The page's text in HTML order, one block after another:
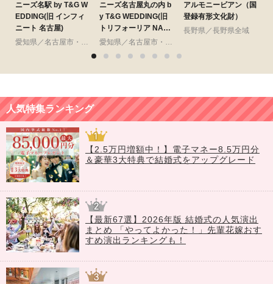
ニーズ名駅 by T&G W
EDDING(旧 インフィ
ニート 名古屋)
愛知県／名古屋市・周辺
ニーズ名古屋丸の内 b
y T&G WEDDING(旧
トリフォーリア NAGO
YA)
愛知県／名古屋市・周辺
アルモニービアン（国
登録有形文化財）
長野県／長野県全域
人気特集ランキング
【2.5万円増額中！】電子マネー8.5万円分
＆豪華3大特典で結婚式をアップグレード
【最新67選】2026年版 結婚式の人気演出
まとめ 「やってよかった！」先輩花嫁おす
すめ演出ランキングも！